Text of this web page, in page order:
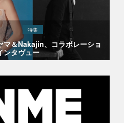
特集
マ＆Nakajin、コラボレーショ
ンタヴュー